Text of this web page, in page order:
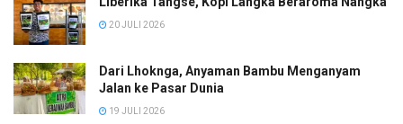
20 JULI 2026
Dari Lhoknga, Anyaman Bambu Menganyam
Jalan ke Pasar Dunia
19 JULI 2026